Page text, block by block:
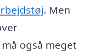
. Men
også meget